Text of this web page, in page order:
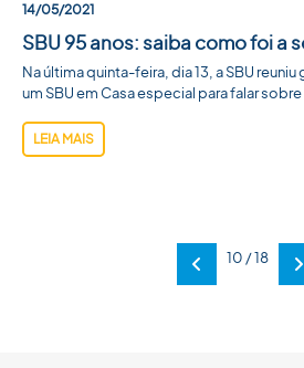
14/05/2021
SBU 95 anos: saiba como foi a
Na última quinta-feira, dia 13, a SBU
um SBU em Casa especial para falar sobre
LEIA MAIS
Anterior
10 / 18